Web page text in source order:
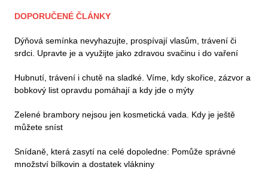
DOPORUČENÉ ČLÁNKY
Dýňová semínka nevyhazujte, prospívají vlasům, trávení či
srdci. Upravte je a využijte jako zdravou svačinu i do vaření
Hubnutí, trávení i chutě na sladké. Víme, kdy skořice, zázvor a
bobkový list opravdu pomáhají a kdy jde o mýty
Zelené brambory nejsou jen kosmetická vada. Kdy je ještě
můžete sníst
Snídaně, která zasytí na celé dopoledne: Pomůže správné
množství bílkovin a dostatek vlákniny